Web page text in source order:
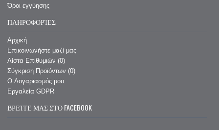
Όροι εγγύησης
ΠΛΗΡΟΦΟΡΊΕΣ
Αρχική
Επικοινωνήστε μαζί μας
Λίστα Επιθυμιών (0)
Σύγκριση Προϊόντων (0)
O Λογαριασμός μου
Εργαλεία GDPR
ΒΡΕΊΤΕ ΜΑΣ ΣΤΟ FACEBOOK